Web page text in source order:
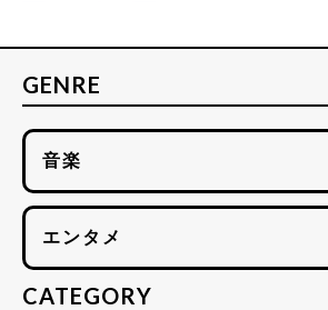
GENRE
音楽
エンタメ
CATEGORY